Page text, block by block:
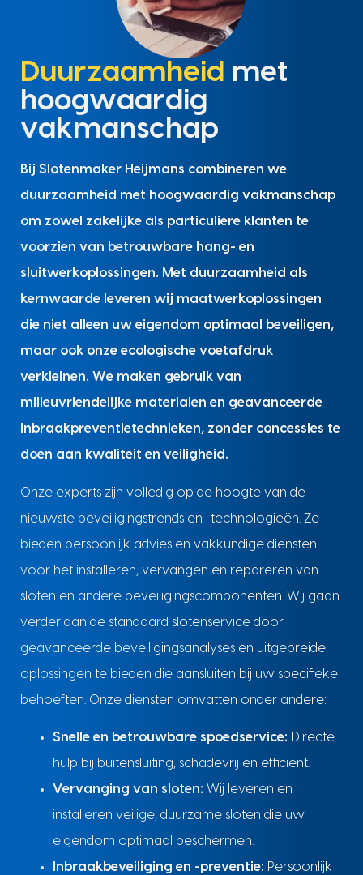
Duurzaamheid met
hoogwaardig
vakmanschap
Bij Slotenmaker Heijmans combineren we
duurzaamheid met hoogwaardig vakmanschap
om zowel zakelijke als particuliere klanten te
voorzien van betrouwbare hang- en
sluitwerkoplossingen. Met duurzaamheid als
kernwaarde leveren wij maatwerkoplossingen
die niet alleen uw eigendom optimaal beveiligen,
maar ook onze ecologische voetafdruk
verkleinen. We maken gebruik van
milieuvriendelijke materialen en geavanceerde
inbraakpreventietechnieken, zonder concessies te
doen aan kwaliteit en veiligheid.
Onze experts zijn volledig op de hoogte van de
nieuwste beveiligingstrends en -technologieën. Ze
bieden persoonlijk advies en vakkundige diensten
voor het installeren, vervangen en repareren van
sloten en andere beveiligingscomponenten. Wij gaan
verder dan de standaard slotenservice door
geavanceerde beveiligingsanalyses en uitgebreide
oplossingen te bieden die aansluiten bij uw specifieke
behoeften. Onze diensten omvatten onder andere:
Snelle en betrouwbare spoedservice: Directe
hulp bij buitensluiting, schadevrij en efficiënt.
Vervanging van sloten: Wij leveren en
installeren veilige, duurzame sloten die uw
eigendom optimaal beschermen.
Inbraakbeveiliging en -preventie: Persoonlijk